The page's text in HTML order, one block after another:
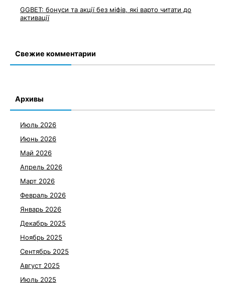
GGBET: бонуси та акції без міфів, які варто читати до
активації
Свежие комментарии
Архивы
Июль 2026
Июнь 2026
Май 2026
Апрель 2026
Март 2026
Февраль 2026
Январь 2026
Декабрь 2025
Ноябрь 2025
Сентябрь 2025
Август 2025
Июль 2025